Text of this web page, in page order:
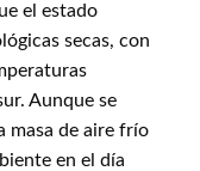
el estado
secas, con
Aunque se
masa de aire frío
en el día